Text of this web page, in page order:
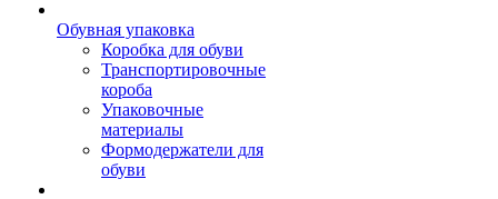
Обувная упаковка
Коробка для обуви
Транспортировочные
короба
Упаковочные
материалы
Формодержатели для
обуви